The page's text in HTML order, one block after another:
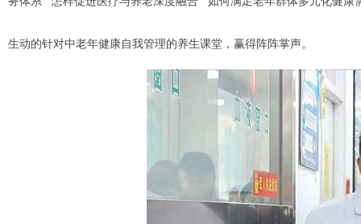
生动的针对中老年健康自我管理的养生课堂，赢得阵阵掌声。